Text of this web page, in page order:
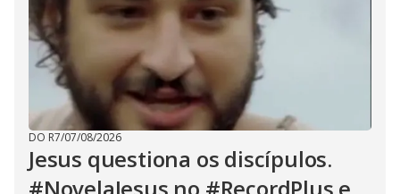
DO R7/07/08/2026
Jesus questiona os discípulos.